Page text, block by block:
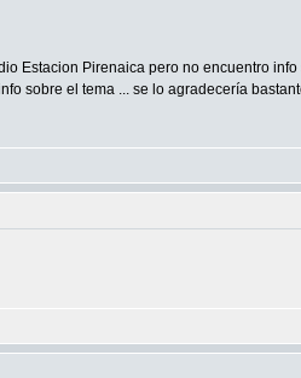
Estacion Pirenaica pero no encuentro info
sobre el tema ... se lo agradecería